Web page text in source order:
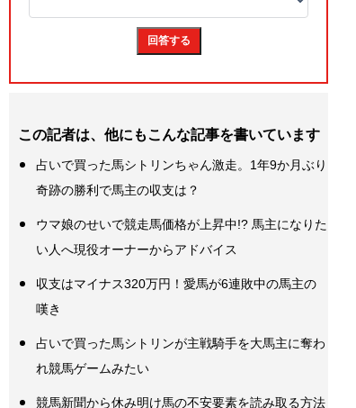
この記者は、他にもこんな記事を書いています
占いで買った馬シトリンちゃん激走。1年9か月ぶり
奇跡の勝利で馬主の収支は？
ウマ娘のせいで競走馬価格が上昇中!? 馬主になりた
い人へ現役オーナーからアドバイス
収支はマイナス320万円！愛馬が6連敗中の馬主の
嘆き
占いで買った馬シトリンが主戦騎手を大馬主に奪わ
れ競馬ゲームみたい
競馬新聞から休み明け馬の不安要素を読み取る方法